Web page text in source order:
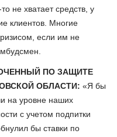
не хватает средств, у
клиентов. Многие
если им не
ПО ЗАЩИТЕ
ОБЛАСТИ: «Я бы
на уровне наших
с учетом подпитки
бы ставки по